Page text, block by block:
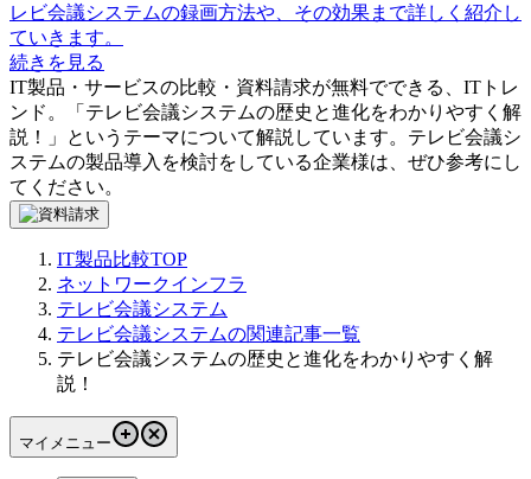
レビ会議システムの録画方法や、その効果まで詳しく紹介し
ていきます。
続きを見る
IT製品・サービスの比較・資料請求が無料でできる、ITトレ
ンド。「 テレビ会議システムの歴史と進化をわかりやすく解
説！
」というテーマについて解説しています。 テレビ会議シ
ステムの製品導入を検討をしている企業様は、ぜひ参考にし
てください。
IT製品比較TOP
ネットワークインフラ
テレビ会議システム
テレビ会議システムの関連記事一覧
テレビ会議システムの歴史と進化をわかりやすく解
説！
マイメニュー